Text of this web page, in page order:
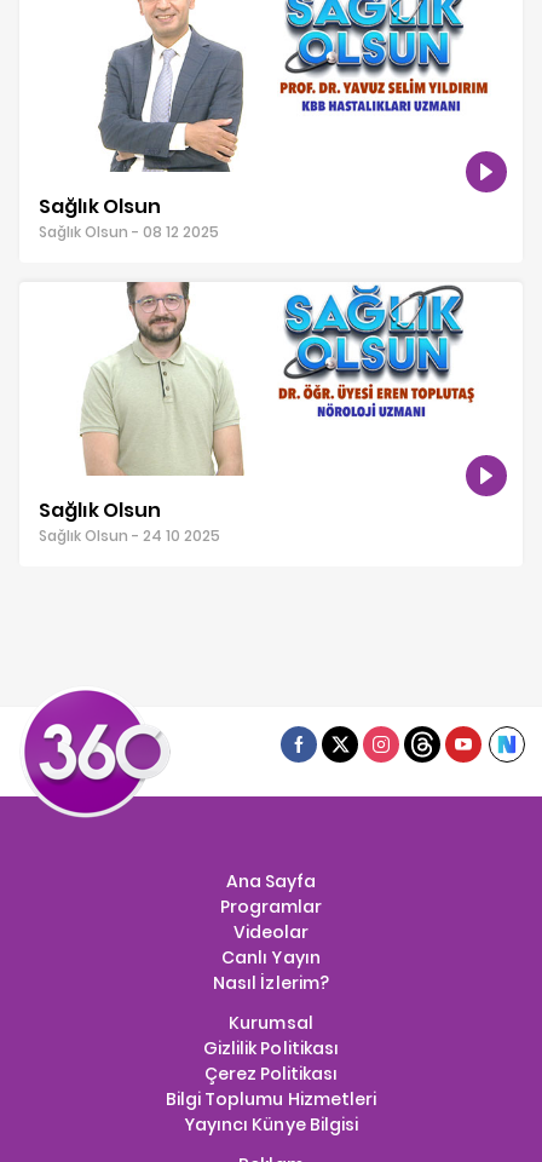
Sağlık Olsun
Sağlık Olsun - 08 12 2025
Sağlık Olsun
Sağlık Olsun - 24 10 2025
Ana Sayfa
Programlar
Videolar
Canlı Yayın
Nasıl İzlerim?
Kurumsal
Gizlilik Politikası
Çerez Politikası
Bilgi Toplumu Hizmetleri
Yayıncı Künye Bilgisi